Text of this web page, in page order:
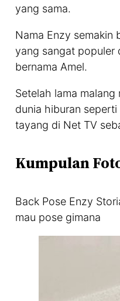
yang sama.
Nama Enzy semakin
yang sangat populer
bernama Amel.
Setelah lama
dunia hiburan
tayang di Net TV
Kumpulan
Back Pose Enzy
mau pose gimana